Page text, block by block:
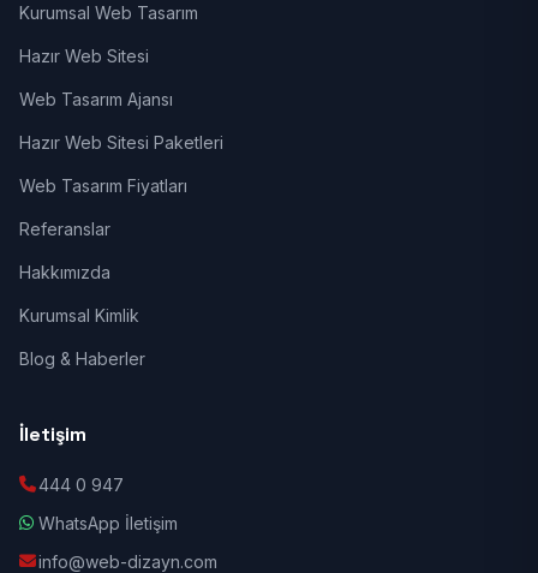
Kurumsal Web Tasarım
Hazır Web Sitesi
Web Tasarım Ajansı
Hazır Web Sitesi Paketleri
Web Tasarım Fiyatları
Referanslar
Hakkımızda
Kurumsal Kimlik
Blog & Haberler
İletişim
444 0 947
WhatsApp İletişim
info@web-dizayn.com